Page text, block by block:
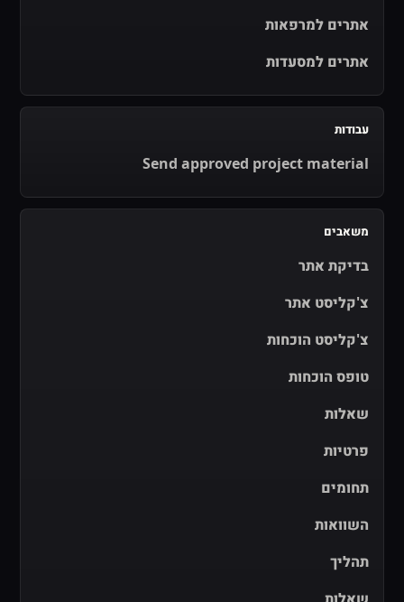
אתרים למרפאות
אתרים למסעדות
עבודות
Send approved project material
משאבים
בדיקת אתר
צ'קליסט אתר
צ'קליסט הוכחות
טופס הוכחות
שאלות
פרטיות
תחומים
השוואות
תהליך